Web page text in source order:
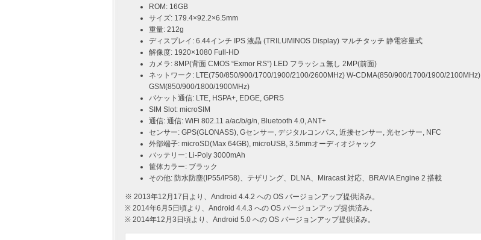
ROM: 16GB
サイズ: 179.4×92.2×6.5mm
重量: 212g
ディスプレイ: 6.44インチ IPS 液晶 (TRILUMINOS Display) マルチタッチ 静電容量式
解像度: 1920×1080 Full-HD
カメラ: 8MP(背面 CMOS “Exmor RS”) LED フラッシュ無し 2MP(前面)
ネットワーク: LTE(750/850/900/1700/1900/2100/2600MHz) W-CDMA(850/900/1700/1900/2100MHz)
GSM(850/900/1800/1900MHz)
パケット通信: LTE, HSPA+, EDGE, GPRS
SIM Slot: microSIM
通信: 通信: WiFi 802.11 a/ac/b/g/n, Bluetooth 4.0, ANT+
センサー: GPS(GLONASS), Gセンサー, デジタルコンパス, 近接センサー, 光センサー, NFC
外部端子: microSD(Max 64GB), microUSB, 3.5mmオーディオジャック
バッテリー: Li-Poly 3000mAh
筐体カラー: ブラック
その他: 防水防塵(IP55/IP58)、テザリング、DLNA、Miracast 対応、BRAVIA Engine 2 搭載
※ 2013年12月17日より、Android 4.4.2 への OS バージョンアップ提供済み。
※ 2014年6月5日頃より、Android 4.4.3 への OS バージョンアップ提供済み。
※ 2014年12月3日頃より、Android 5.0 への OS バージョンアップ提供済み。